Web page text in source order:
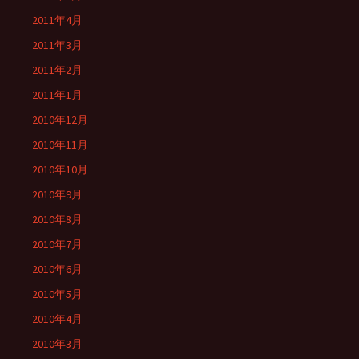
2011年4月
2011年3月
2011年2月
2011年1月
2010年12月
2010年11月
2010年10月
2010年9月
2010年8月
2010年7月
2010年6月
2010年5月
2010年4月
2010年3月